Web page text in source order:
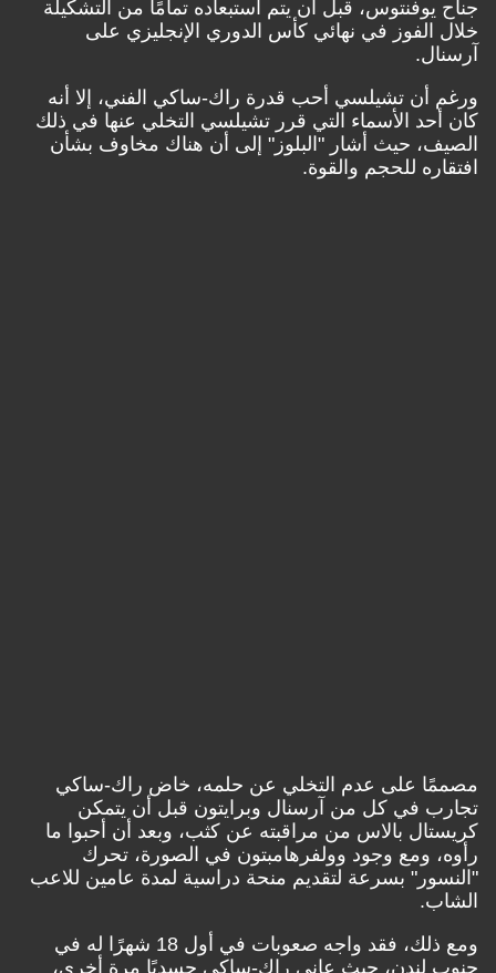
قبل أن يتم استبعاده تمامًأ من التشكيلة
في نهائي كأس الدوري الإنجليزي على
تشيلسي أحب قدرة راك-ساكي الفني، إلا أنه
الأسماء التي قرر تشيلسي التخلي عنها في ذلك
حيث أشار "البلوز" إلى أن هناك مخاوف بشأن
للحجم والقوة.
على عدم التخلي عن حلمه، خاض راك-ساكي
في كل من آرسنال وبرايتون قبل أن يتمكن
بالاس من مراقبته عن كثب، وبعد أن أحبوا ما
ومع وجود وولفرهامبتون في الصورة، تحرك
بسرعة لتقديم منحة دراسية لمدة عامين للاعب
ومع ذلك، فقد واجه صعوبات في أول 18 شهرًا له في
حيث عانى راك-ساكي جسديًا مرة أخرى،